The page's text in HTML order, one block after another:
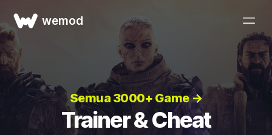
wemod
Semua 3000+ Game →
Trainer & Cheat